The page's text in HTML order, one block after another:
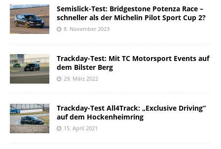
Semislick-Test: Bridgestone Potenza Race –
schneller als der Michelin Pilot Sport Cup 2?
8. November 2023
Trackday-Test: Mit TC Motorsport Events auf
dem Bilster Berg
29. März 2022
Trackday-Test All4Track: „Exclusive Driving“
auf dem Hockenheimring
15. April 2021